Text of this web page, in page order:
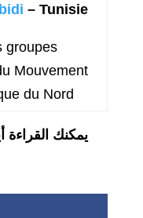
– Tunisie
groupes
Mouvement
du Nord
يمكنك القراءة